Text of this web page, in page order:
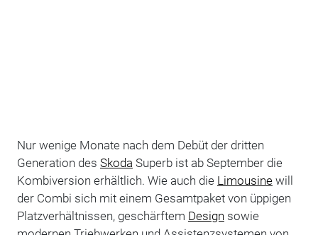
Nur wenige Monate nach dem Debüt der dritten
Generation des Skoda Superb ist ab September die
Kombiversion erhältlich. Wie auch die Limousinewill
der Combi sich mit einem Gesamtpaket von üppigen
Platzverhältnissen, geschärftem Design sowie